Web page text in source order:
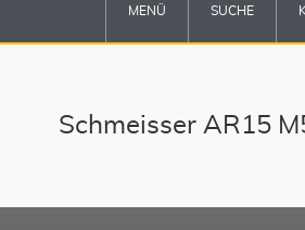
MENÜ SUCHE
Schmeisser AR15